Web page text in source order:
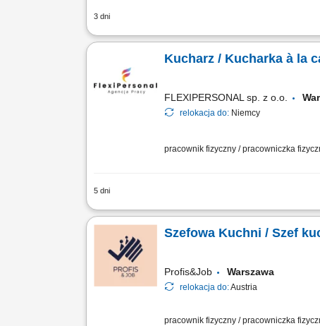
3 dni
Kostenfreie Unterkunft im
Kucharz / Kucharka à la
FLEXIPERSONAL sp. z o.o.
relokacja do: Niemcy
pracownik fizyczny / pracowniczka
5 dni
Opis stanowiska Samodzielne
Szefowa Kuchni / Szef
Profis&Job Warszawa
relokacja do:Austria
pracownik fizyczny / pracowniczka